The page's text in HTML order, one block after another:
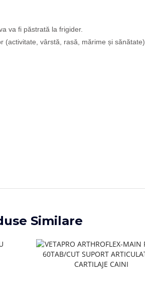
va fi păstrată la frigider.
vârstă, rasă, mărime și sănătate).
Similare